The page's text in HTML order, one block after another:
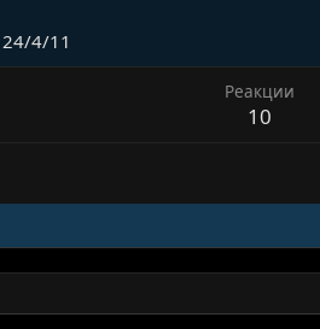
24/4/11
Реакции
10